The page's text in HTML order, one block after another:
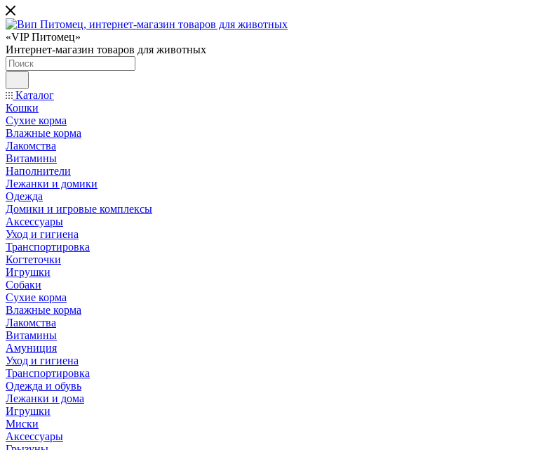
«VIP Питомец»
Интернет-магазин товаров для животных
Каталог
Кошки
Сухие корма
Влажные корма
Лакомства
Витамины
Наполнители
Лежанки и домики
Одежда
Домики и игровые комплексы
Аксессуары
Уход и гигиена
Транспортировка
Когтеточки
Игрушки
Собаки
Сухие корма
Влажные корма
Лакомства
Витамины
Амуниция
Уход и гигиена
Транспортировка
Одежда и обувь
Лежанки и дома
Игрушки
Миски
Аксессуары